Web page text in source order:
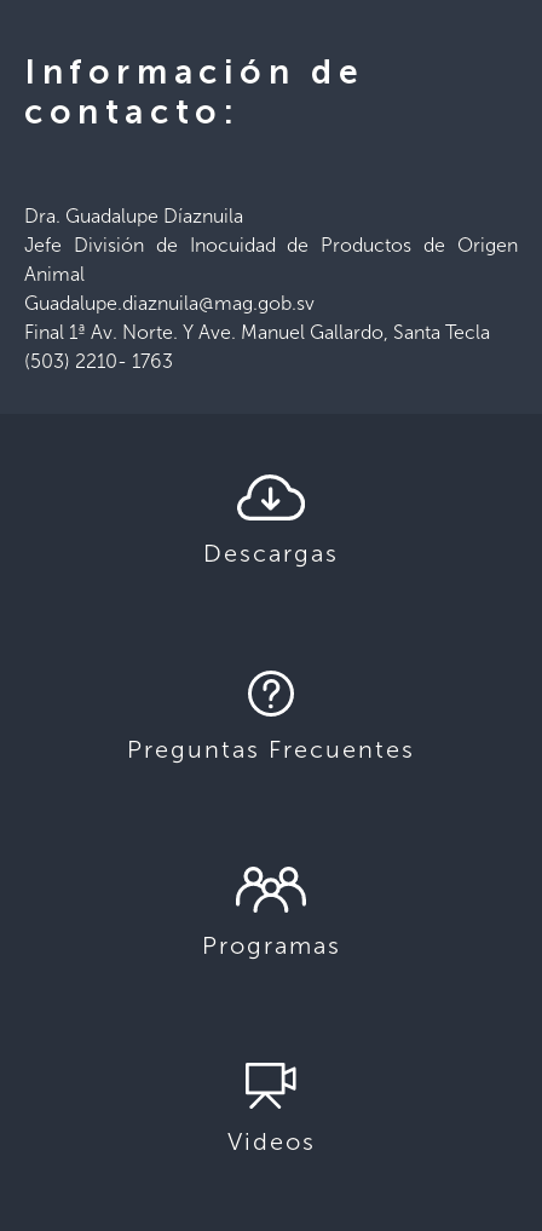
Información de
contacto:
Dra. Guadalupe Díaznuila
Jefe División de Inocuidad de Productos de Origen
Animal
Guadalupe.diaznuila@mag.gob.sv
Final 1ª Av. Norte. Y Ave. Manuel Gallardo, Santa Tecla
(503) 2210- 1763
Descargas
Preguntas Frecuentes
Programas
Videos